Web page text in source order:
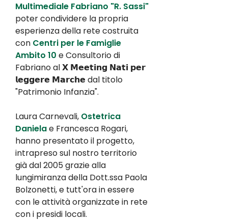
Multimediale Fabriano "R. Sassi"
poter condividere la propria
esperienza della rete costruita
con Centri per le Famiglie
Ambito 10 e Consultorio di
Fabriano al 𝗫 𝗠𝗲𝗲𝘁𝗶𝗻𝗴 𝗡𝗮𝘁𝗶 𝗽𝗲𝗿
𝗹𝗲𝗴𝗴𝗲𝗿𝗲 𝗠𝗮𝗿𝗰𝗵𝗲 dal titolo
"Patrimonio Infanzia".
Laura Carnevali, Ostetrica
Danielae Francesca Rogari,
hanno presentato il progetto,
intrapreso sul nostro territorio
già dal 2005 grazie alla
lungimiranza della Dott.ssa Paola
Bolzonetti, e tutt'ora in essere
con le attività organizzate in rete
con i presidi locali.